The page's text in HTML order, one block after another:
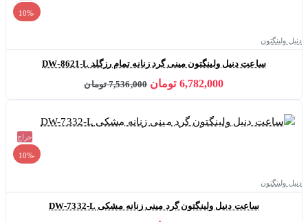
-10%
دنیل ولینگتون
ساعت دنیل ولینگتون مینی گرد زنانه تمام رزگلد DW-8621-L
6,782,000 تومان 7,536,000 تومان
حراج
-10%
دنیل ولینگتون
ساعت دنیل ولینگتون گرد مینی زنانه مشکی DW-7332-L